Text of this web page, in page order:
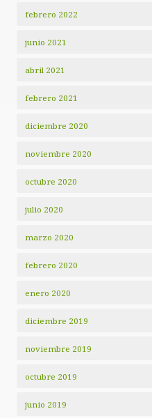
febrero 2022
junio 2021
abril 2021
febrero 2021
diciembre 2020
noviembre 2020
octubre 2020
julio 2020
marzo 2020
febrero 2020
enero 2020
diciembre 2019
noviembre 2019
octubre 2019
junio 2019